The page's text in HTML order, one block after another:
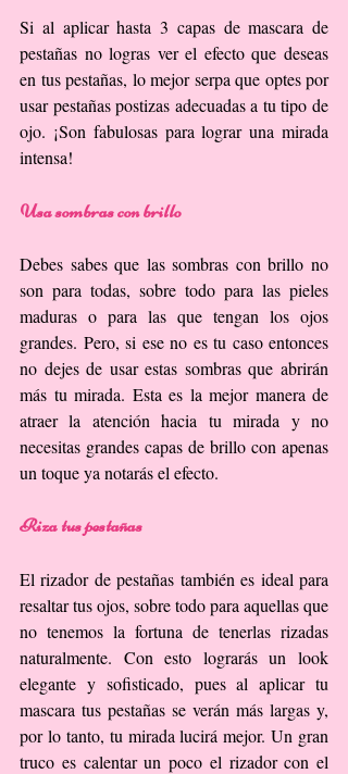
Si al aplicar hasta 3 capas de mascara de
pestañas no logras ver el efecto que deseas
en tus pestañas, lo mejor serpa que optes por
usar pestañas postizas adecuadas a tu tipo de
ojo. ¡Son fabulosas para lograr una mirada
intensa!
Usa sombras con brillo
Debes sabes que las sombras con brillo no
son para todas, sobre todo para las pieles
maduras o para las que tengan los ojos
grandes. Pero, si ese no es tu caso entonces
no dejes de usar estas sombras que abrirán
más tu mirada. Esta es la mejor manera de
atraer la atención hacia tu mirada y no
necesitas grandes capas de brillo con apenas
un toque ya notarás el efecto.
Riza tus pestañas
El rizador de pestañas también es ideal para
resaltar tus ojos, sobre todo para aquellas que
no tenemos la fortuna de tenerlas rizadas
naturalmente. Con esto lograrás un look
elegante y sofisticado, pues al aplicar tu
mascara tus pestañas se verán más largas y,
por lo tanto, tu mirada lucirá mejor. Un gran
truco es calentar un poco el rizador con el